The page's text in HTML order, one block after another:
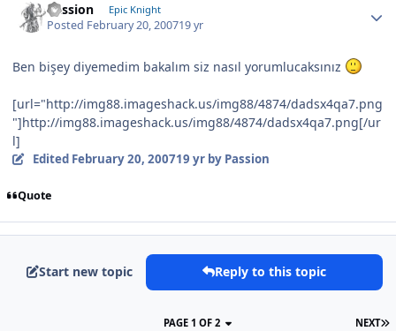
Passion Epic Knight
Posted February 20, 200719 yr
Ben bişey diyemedim bakalım siz nasıl yorumlucaksınız
[url="http://img88.imageshack.us/img88/4874/dadsx4qa7.png
"]http://img88.imageshack.us/img88/4874/dadsx4qa7.png[/ur
l]
Edited February 20, 200719 yrby Passion
Quote
Start new topic Reply to this topic
NEXT
PAGE 1 OF 2